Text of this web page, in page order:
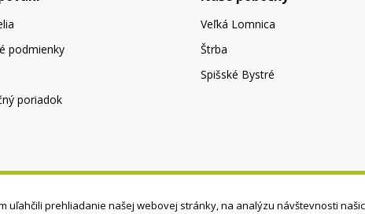
podmienky
poriadok
Veľká Lomnica
Štrba
Spišské Bystré
uľahčili prehliadanie našej webovej stránky, na analýzu návštevnosti